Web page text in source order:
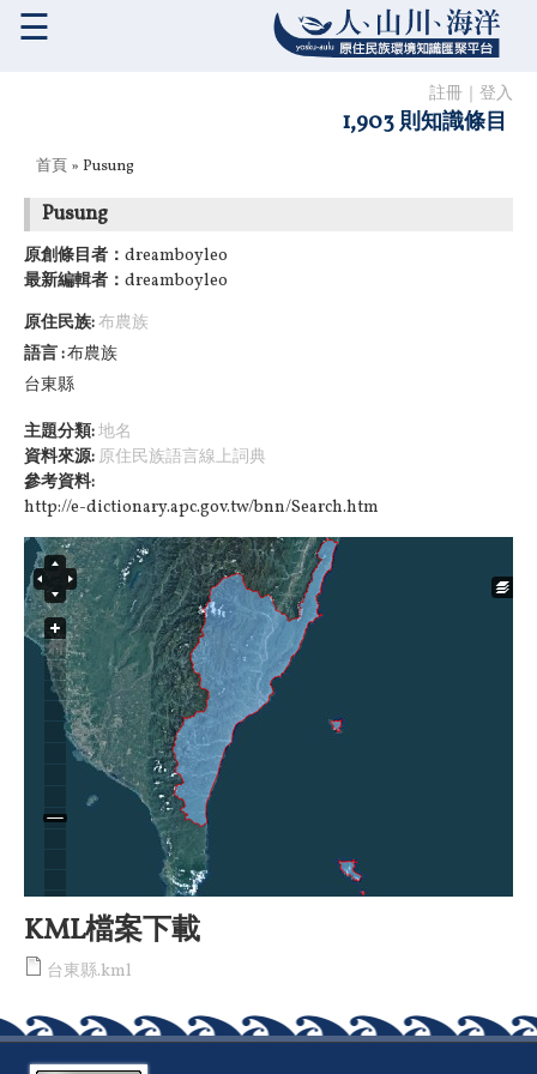
註冊 登入
1,903 則知識條目
☰
您在這裡
首頁 » Pusung
Pusung
原創條目者： dreamboyleo
最新編輯者： dreamboyleo
原住民族:布農族
語言 布農族
台東縣
主題分類:地名
資料來源: 原住民族語言線上詞典
參考資料:
http://e-dictionary.apc.gov.tw/bnn/Search.htm
KML檔案下載
台東縣.kml